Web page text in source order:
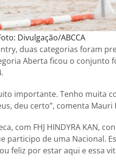
Divulgação/ABCCA
duas categorias foram
Aberta ficou o conjunto
importante. Tenho muita
deu certo”, comenta Mauri
com FHJ HINDYRA KAN,
participo de uma Nacional.
feliz por estar aqui e essa